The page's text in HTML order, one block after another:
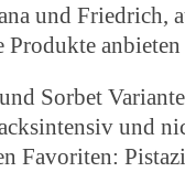
und Friedrich,
Sorbet
und
Favoriten: